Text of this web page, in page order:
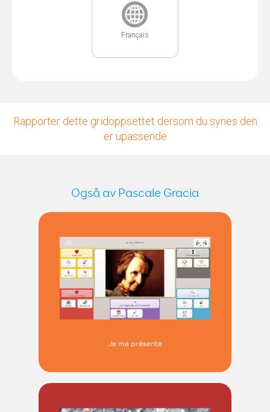
Français
Rapporter dette gridoppsettet dersom du synes den
er upassende
Også av Pascale Gracia
Je me présente